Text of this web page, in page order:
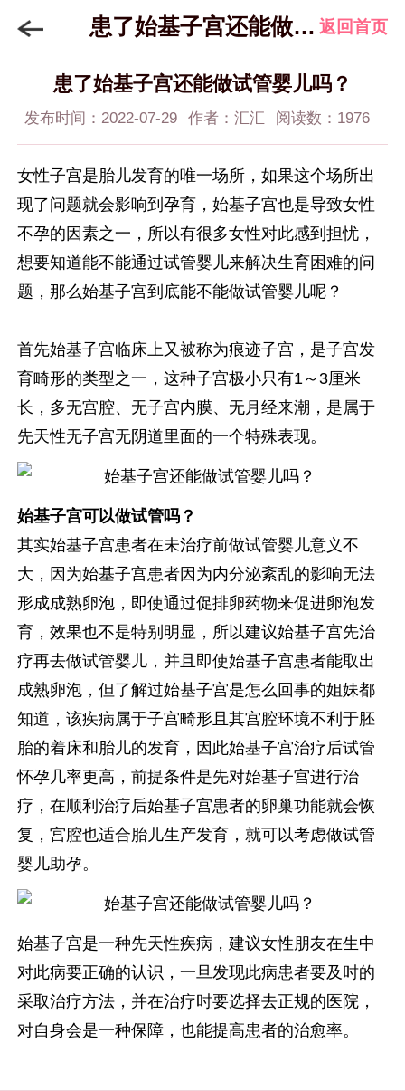
患了始基子宫还能做试管婴儿吗？ 返回首页
患了始基子宫还能做试管婴儿吗？
发布时间：2022-07-29 作者：汇汇 阅读数：1976
女性子宫是胎儿发育的唯一场所，如果这个场所出
现了问题就会影响到孕育，始基子宫也是导致女性
不孕的因素之一，所以有很多女性对此感到担忧，
想要知道能不能通过试管婴儿来解决生育困难的问
题，那么始基子宫到底能不能做试管婴儿呢？
首先始基子宫临床上又被称为痕迹子宫，是子宫发
育畸形的类型之一，这种子宫极小只有1～3厘米
长，多无宫腔、无子宫内膜、无月经来潮，是属于
先天性无子宫无阴道里面的一个特殊表现。
始基子宫可以做试管吗？
其实始基子宫患者在未治疗前做试管婴儿意义不
大，因为始基子宫患者因为内分泌紊乱的影响无法
形成成熟卵泡，即使通过促排卵药物来促进卵泡发
育，效果也不是特别明显，所以建议始基子宫先治
疗再去做试管婴儿，并且即使始基子宫患者能取出
成熟卵泡，但了解过始基子宫是怎么回事的姐妹都
知道，该疾病属于子宫畸形且其宫腔环境不利于胚
胎的着床和胎儿的发育，因此始基子宫治疗后试管
怀孕几率更高，前提条件是先对始基子宫进行治
疗，在顺利治疗后始基子宫患者的卵巢功能就会恢
复，宫腔也适合胎儿生产发育，就可以考虑做试管
婴儿助孕。
始基子宫是一种先天性疾病，建议女性朋友在生中
对此病要正确的认识，一旦发现此病患者要及时的
采取治疗方法，并在治疗时要选择去正规的医院，
对自身会是一种保障，也能提高患者的治愈率。